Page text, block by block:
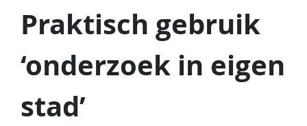
Praktisch gebruik
‘onderzoek in eigen
stad’